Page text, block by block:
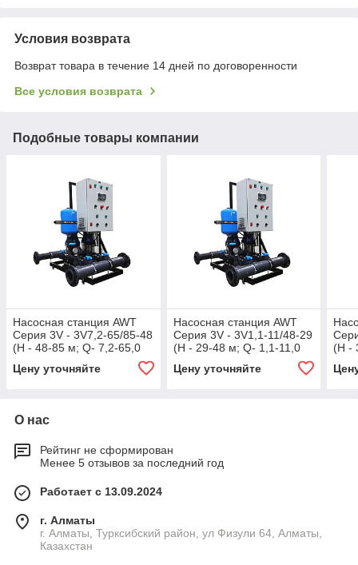
Условия возврата
Возврат товара в течение 14 дней по договоренности
Все условия возврата
Подобные товары компании
Насосная станция AWT
Серия 3V - 3V7,2-65/85-48
(Н - 48-85 м; Q- 7,2-65,0
Цену уточняйте
Насосная станция AWT
Серия 3V - 3V1,1-11/48-29
(Н - 29-48 м; Q- 1,1-11,0
Цену уточняйте
(Н -
О нас
Рейтинг не сформирован
Менее 5 отзывов за последний год
Работает с 13.09.2024
г. Алматы
г. Алматы, Турксибский район, ул Физули 64, Алматы,
Казахстан